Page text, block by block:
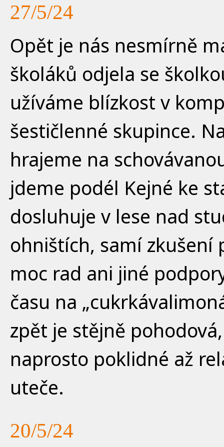
27/5/24
Opět je nás nesmírně
školáků odjela se
užíváme blízkost v
šestičlenné skupince.
hrajeme na
jdeme podél Kejné ke
dosluhuje v lese nad
ohništích, samí
moc rad ani jiné
času na
zpět je stějně
naprosto poklidné až
uteče.
20/5/24